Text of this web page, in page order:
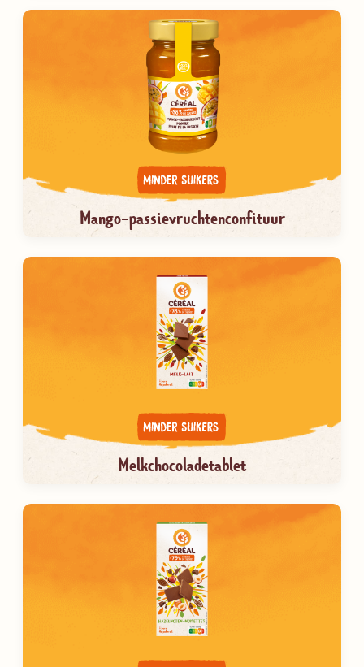
Mango-passievruchtenconfituur
Melkchocoladetablet